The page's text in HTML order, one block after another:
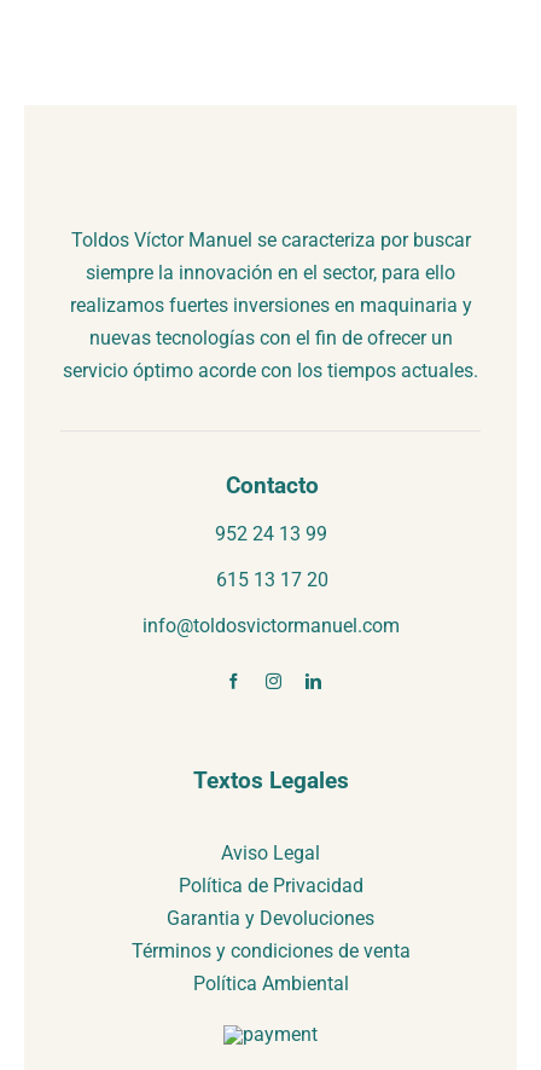
Toldos Víctor Manuel se caracteriza por buscar
siempre la innovación en el sector, para ello
realizamos fuertes inversiones en maquinaria y
nuevas tecnologías con el fin de ofrecer un
servicio óptimo acorde con los tiempos actuales.
Textos Legales
Aviso Legal
Política de Privacidad
Garantia y Devoluciones
Términos y condiciones de venta
Política Ambiental
Contacto
952 24 13 99
615 13 17 20
info@toldosvictormanuel.com